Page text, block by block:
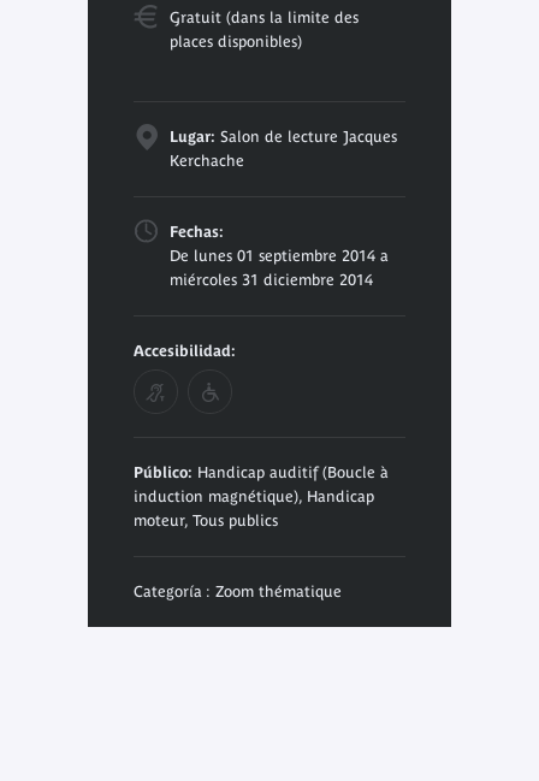
Gratuit (dans la limite des
places disponibles)
Lugar: Salon de lecture Jacques
Kerchache
Fechas:
De lunes 01 septiembre 2014 a
miércoles 31 diciembre 2014
Accesibilidad:
Público: Handicap auditif (Boucle à
induction magnétique), Handicap
moteur, Tous publics
Categoría : Zoom thématique